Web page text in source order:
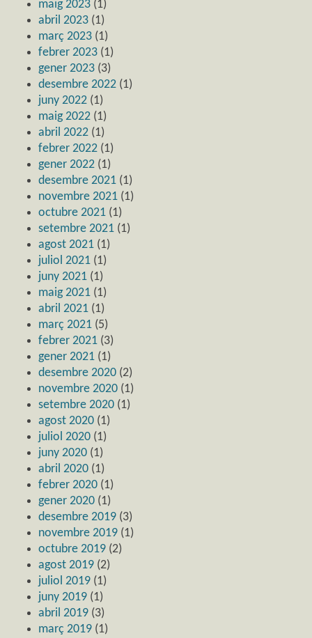
maig 2023 (1)
abril 2023 (1)
març 2023 (1)
febrer 2023 (1)
gener 2023 (3)
desembre 2022 (1)
juny 2022 (1)
maig 2022 (1)
abril 2022 (1)
febrer 2022 (1)
gener 2022 (1)
desembre 2021 (1)
novembre 2021 (1)
octubre 2021 (1)
setembre 2021 (1)
agost 2021 (1)
juliol 2021 (1)
juny 2021 (1)
maig 2021 (1)
abril 2021 (1)
març 2021 (5)
febrer 2021 (3)
gener 2021 (1)
desembre 2020 (2)
novembre 2020 (1)
setembre 2020 (1)
agost 2020 (1)
juliol 2020 (1)
juny 2020 (1)
abril 2020 (1)
febrer 2020 (1)
gener 2020 (1)
desembre 2019 (3)
novembre 2019 (1)
octubre 2019 (2)
agost 2019 (2)
juliol 2019 (1)
juny 2019 (1)
abril 2019 (3)
març 2019 (1)